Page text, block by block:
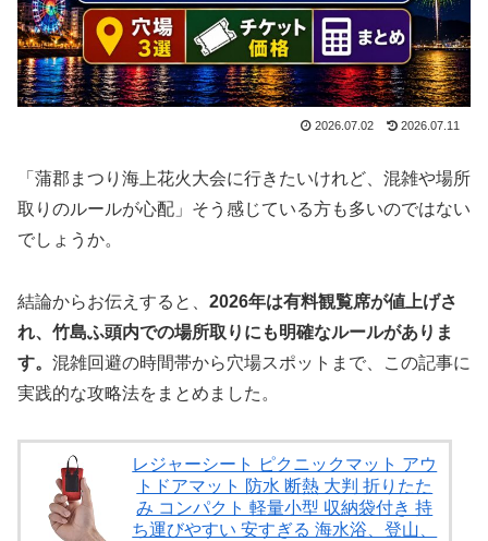
2026.07.02 2026.07.11
「蒲郡まつり海上花火大会に行きたいけれど、混雑や場所
取りのルールが心配」そう感じている方も多いのではない
でしょうか。
結論からお伝えすると、 2026年は有料観覧席が値上げさ
れ、竹島ふ頭内での場所取りにも明確なルールがありま
す。 混雑回避の時間帯から穴場スポットまで、この記事に
実践的な攻略法をまとめました。
レジャーシート ピクニックマット アウ
トドアマット 防水 断熱 大判 折りたた
み コンパクト 軽量小型 収納袋付き 持
ち運びやすい 安すぎる 海水浴、登山、